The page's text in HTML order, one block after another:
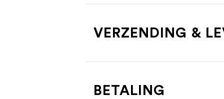
VERZENDING &
BETALING